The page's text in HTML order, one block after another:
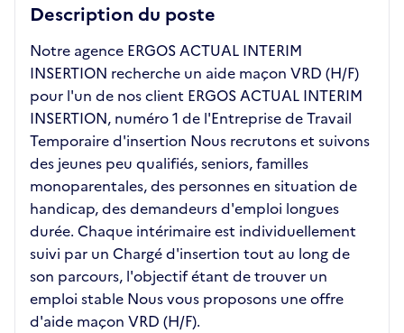
Description du poste
Notre agence ERGOS ACTUAL INTERIM
INSERTION recherche un aide maçon VRD (H/F)
pour l'un de nos client ERGOS ACTUAL INTERIM
INSERTION, numéro 1 de l'Entreprise de Travail
Temporaire d'insertion Nous recrutons et suivons
des jeunes peu qualifiés, seniors, familles
monoparentales, des personnes en situation de
handicap, des demandeurs d'emploi longues
durée. Chaque intérimaire est individuellement
suivi par un Chargé d'insertion tout au long de
son parcours, l'objectif étant de trouver un
emploi stable Nous vous proposons une offre
d'aide maçon VRD (H/F).